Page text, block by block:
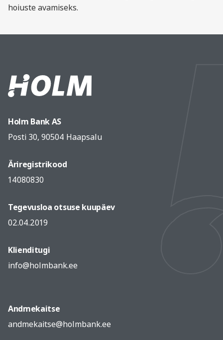
hoiuste avamiseks.
Holm Bank AS
Posti 30, 90504 Haapsalu
Äriregistrikood
14080830
Tegevusloa otsuse kuupäev
02.04.2019
Klienditugi
info@holmbank.ee
Andmekaitse
andmekaitse@holmbank.ee